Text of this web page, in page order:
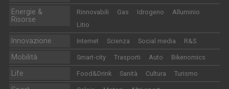
Energie &
Risorse
Rinnovabili Gas Idrogeno
Alluminio
Litio
Innovazione Internet Scienza Social media R&S
Mobilità Smart-city Trasporti Auto Bikenomics
Life Food&Drink Sanità Cultura Turismo